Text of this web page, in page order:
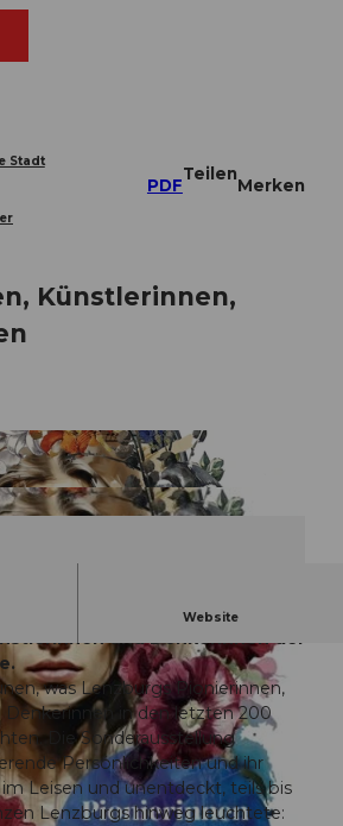
Stadt
PDF
Teilen
Merken
Künstlerinnen,
Website
beleuchtet Lenzburgs
und Denkerinnen der
was Lenzburgs Pionierinnen,
Denkerinnen in den letzten 200
Die Sonderausstellung
Persönlichkeiten und ihr
im Leisen und unentdeckt, teils bis
Lenzburgs hinweg leuchtete: